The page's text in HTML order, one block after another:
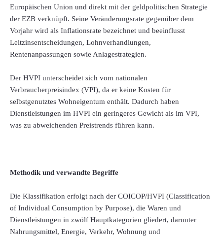
Europäischen Union und direkt mit der geldpolitischen Strategie
der EZB verknüpft. Seine Veränderungsrate gegenüber dem
Vorjahr wird als Inflationsrate bezeichnet und beeinflusst
Leitzinsentscheidungen, Lohnverhandlungen,
Rentenanpassungen sowie Anlagestrategien.
Der HVPI unterscheidet sich vom nationalen
Verbraucherpreisindex (VPI), da er keine Kosten für
selbstgenutztes Wohneigentum enthält. Dadurch haben
Dienstleistungen im HVPI ein geringeres Gewicht als im VPI,
was zu abweichenden Preistrends führen kann.
Methodik und verwandte Begriffe
Die Klassifikation erfolgt nach der COICOP/HVPI (Classification
of Individual Consumption by Purpose), die Waren und
Dienstleistungen in zwölf Hauptkategorien gliedert, darunter
Nahrungsmittel, Energie, Verkehr, Wohnung und